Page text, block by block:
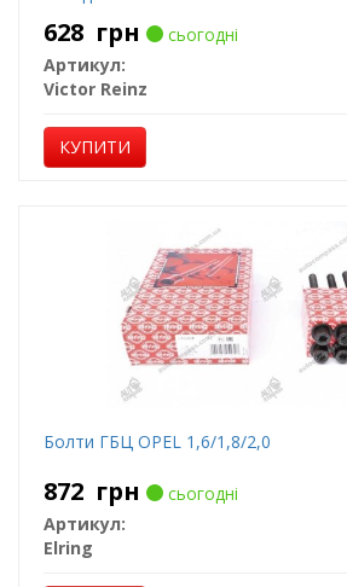
628 грн
сьогодні
Артикул:
Victor Reinz
КУПИТИ
Болти ГБЦ OPEL 1,6/1,8/2,0
872 грн
сьогодні
Артикул:
Elring